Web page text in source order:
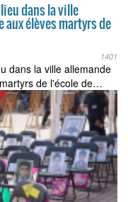
dans la ville
aux élèves martyrs de
1401
dans la ville allemande
de l'école de…